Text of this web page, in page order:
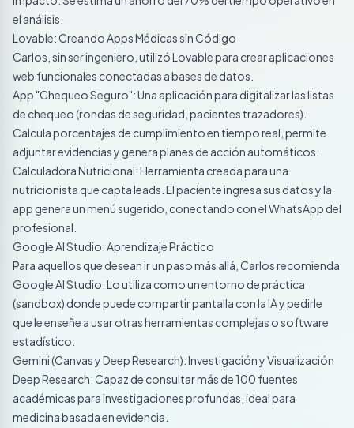
el análisis.
Lovable: Creando Apps Médicas sin Código
Carlos, sin ser ingeniero, utilizó Lovable para crear aplicaciones
web funcionales conectadas a bases de datos.
App "Chequeo Seguro": Una aplicación para digitalizar las listas
de chequeo (rondas de seguridad, pacientes trazadores).
Calcula porcentajes de cumplimiento en tiempo real, permite
adjuntar evidencias y genera planes de acción automáticos.
Calculadora Nutricional: Herramienta creada para una
nutricionista que capta leads. El paciente ingresa sus datos y la
app genera un menú sugerido, conectando con el WhatsApp del
profesional.
Google AI Studio: Aprendizaje Práctico
Para aquellos que desean ir un paso más allá, Carlos recomienda
Google AI Studio. Lo utiliza como un entorno de práctica
(sandbox) donde puede compartir pantalla con la IA y pedirle
que le enseñe a usar otras herramientas complejas o software
estadístico.
Gemini (Canvas y Deep Research): Investigación y Visualización
Deep Research: Capaz de consultar más de 100 fuentes
académicas para investigaciones profundas, ideal para
medicina basada en evidencia.